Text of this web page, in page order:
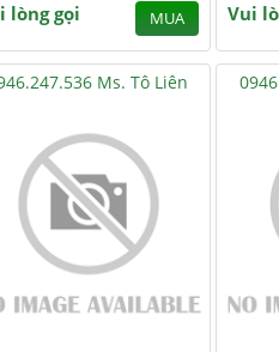
lòng gọi MUA Vui
Ms. Tô Liên